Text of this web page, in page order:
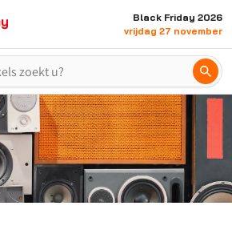
Black Friday 2026
vrijdag 27 november